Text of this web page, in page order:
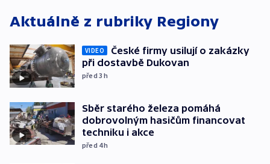
Aktuálně z rubriky Regiony
VIDEO
České firmy usilují o zakázky
při dostavbě Dukovan
před 3h
Sběr starého železa pomáhá
dobrovolným hasičům financovat
techniku i akce
před 4h